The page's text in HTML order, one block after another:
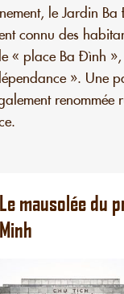
le Jardin
connu des
« place Ba Đình
». Une
renommée
Le mausolée du
Minh